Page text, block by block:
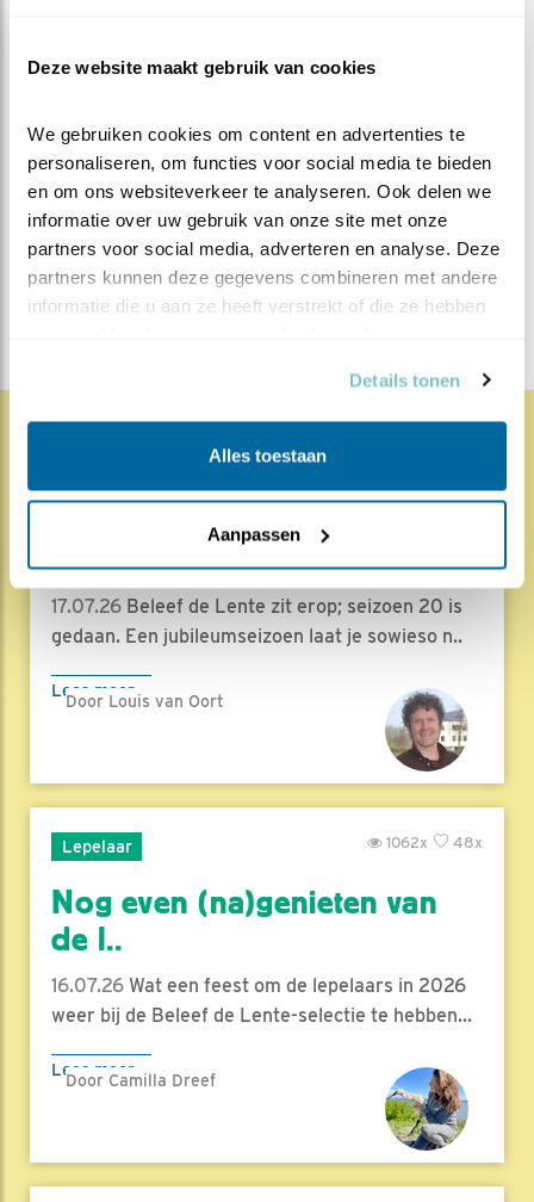
Deze website maakt gebruik van cookies
We gebruiken cookies om content en advertenties te
personaliseren, om functies voor social media te bieden
en om ons websiteverkeer te analyseren. Ook delen we
informatie over uw gebruik van onze site met onze
partners voor social media, adverteren en analyse. Deze
partners kunnen deze gegevens combineren met andere
informatie die u aan ze heeft verstrekt of die ze hebben
Details tonen
Alles toestaan
Aanpassen
Vind ik leuk
Bewaar deze blog
MEER OVER
Koolmees
Alle Beleef de
DEEL DIT BERICHT
Herleef de Lente: de vele
hoog..
17.07.26 Beleef de Lente zit erop; seizoen 20 is
gedaan. Een jubileumseizoen laat je sowieso n..
Lees meer
Door Louis van Oort
Lepelaar 48x
1062x
Nog even (na)genieten van
de l..
16.07.26 Wat een feest om de lepelaars in 2026
weer bij de Beleef de Lente-selectie te hebben...
Lees meer
Door Camilla Dreef